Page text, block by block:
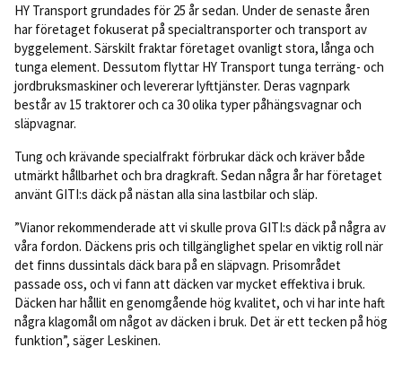
HY Transport grundades för 25 år sedan. Under de senaste åren
har företaget fokuserat på specialtransporter och transport av
byggelement. Särskilt fraktar företaget ovanligt stora, långa och
tunga element. Dessutom flyttar HY Transport tunga terräng- och
jordbruksmaskiner och levererar lyfttjänster. Deras vagnpark
består av 15 traktorer och ca 30 olika typer påhängsvagnar och
släpvagnar.
Tung och krävande specialfrakt förbrukar däck och kräver både
utmärkt hållbarhet och bra dragkraft. Sedan några år har företaget
använt GITI:s däck på nästan alla sina lastbilar och släp.
”Vianor rekommenderade att vi skulle prova GITI:s däck på några av
våra fordon. Däckens pris och tillgänglighet spelar en viktig roll när
det finns dussintals däck bara på en släpvagn. Prisområdet
passade oss, och vi fann att däcken var mycket effektiva i bruk.
Däcken har hållit en genomgående hög kvalitet, och vi har inte haft
några klagomål om något av däcken i bruk. Det är ett tecken på hög
funktion”, säger Leskinen.